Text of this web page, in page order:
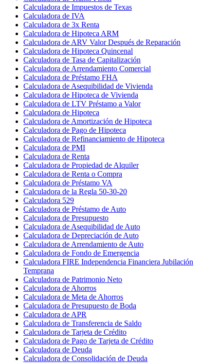
Calculadora de Impuestos de Texas
Calculadora de IVA
Calculadora de 3x Renta
Calculadora de Hipoteca ARM
Calculadora de ARV Valor Después de Reparación
Calculadora de Hipoteca Quincenal
Calculadora de Tasa de Capitalización
Calculadora de Arrendamiento Comercial
Calculadora de Préstamo FHA
Calculadora de Asequibilidad de Vivienda
Calculadora de Hipoteca de Vivienda
Calculadora de LTV Préstamo a Valor
Calculadora de Hipoteca
Calculadora de Amortización de Hipoteca
Calculadora de Pago de Hipoteca
Calculadora de Refinanciamiento de Hipoteca
Calculadora de PMI
Calculadora de Renta
Calculadora de Propiedad de Alquiler
Calculadora de Renta o Compra
Calculadora de Préstamo VA
Calculadora de la Regla 50-30-20
Calculadora 529
Calculadora de Préstamo de Auto
Calculadora de Presupuesto
Calculadora de Asequibilidad de Auto
Calculadora de Depreciación de Auto
Calculadora de Arrendamiento de Auto
Calculadora de Fondo de Emergencia
Calculadora FIRE Independencia Financiera Jubilación
Temprana
Calculadora de Patrimonio Neto
Calculadora de Ahorros
Calculadora de Meta de Ahorros
Calculadora de Presupuesto de Boda
Calculadora de APR
Calculadora de Transferencia de Saldo
Calculadora de Tarjeta de Crédito
Calculadora de Pago de Tarjeta de Crédito
Calculadora de Deuda
Calculadora de Consolidación de Deuda